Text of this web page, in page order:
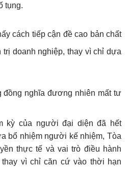
tụng.
cách tiếp cận đề cao bản chất
doanh nghiệp, thay vì chỉ dựa
đồng nghĩa đương nhiên mất tư
kỳ của người đại diện đã hết
bổ nhiệm người kế nhiệm, Tòa
thực tế và vai trò điều hành
vì chỉ căn cứ vào thời hạn